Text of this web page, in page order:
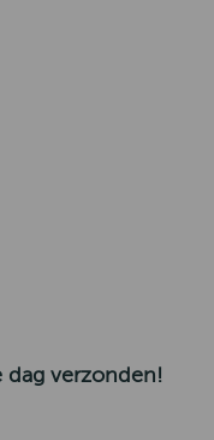
dag verzonden!